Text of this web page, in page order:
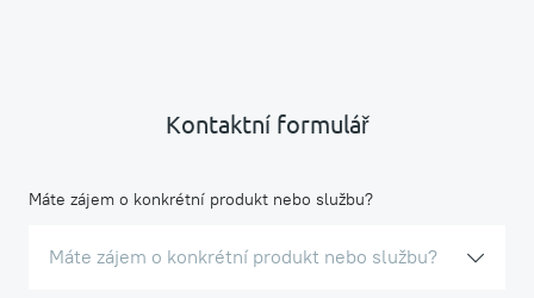
Kontaktní formulář
Máte zájem o konkrétní produkt nebo službu?
Máte zájem o konkrétní produkt nebo službu?